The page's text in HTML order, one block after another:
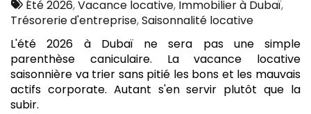
:
par
Tags
:
Été 2026,Vacance locative, Immobilier à Dubaï,
Trésorerie d'entreprise,Saisonnalité locative
L'été 2026 à Dubaï ne sera pas une simple
parenthèse caniculaire. La vacance locative
saisonnière va trier sans pitié les bons et les mauvais
actifs corporate. Autant s'en servir plutôt que la
subir.